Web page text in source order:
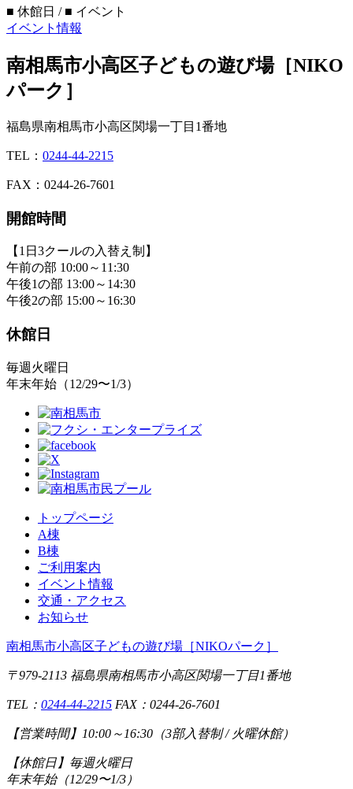
■ 休館日 / ■ イベント
イベント情報
南相馬市小高区子どもの遊び場［NIKO
パーク］
福島県南相馬市小高区関場一丁目1番地
TEL： 0244-44-2215
FAX：0244-26-7601
開館時間
【1日3クールの入替え制】
午前の部 10:00～11:30
午後1の部 13:00～14:30
午後2の部 15:00～16:30
休館日
毎週火曜日
年末年始（12/29〜1/3）
トップページ
A棟
B棟
ご利用案内
イベント情報
交通・アクセス
お知らせ
南相馬市小高区子どもの遊び場 ［NIKOパーク］
〒979-2113 福島県南相馬市小高区関場一丁目1番地
TEL： 0244-44-2215 FAX：0244-26-7601
【営業時間】 10:00～16:30（3部入替制 / 火曜休館）
【休館日】 毎週火曜日
年末年始（12/29〜1/3）